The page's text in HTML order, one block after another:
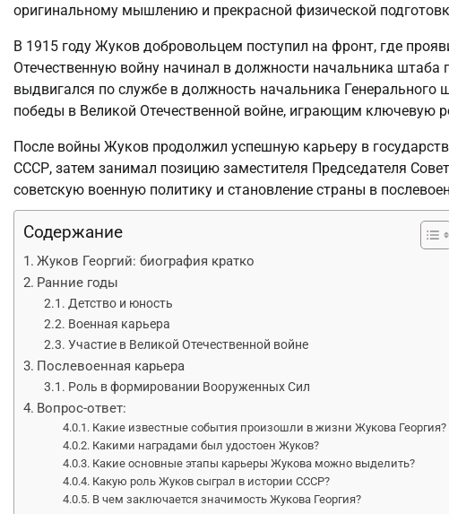
оригинальному мышлению и прекрасной физической
В 1915 году Жуков добровольцем поступил на фронт, где
Отечественную войну начинал в должности начальника штаба
выдвигался по службе в должность начальника
победы в Великой Отечественной войне, играющим ключевую
После войны Жуков продолжил успешную карьеру в
СССР, затем занимал позицию заместителя Председателя
советскую военную политику и становление страны в
Содержание
Жуков Георгий: биография кратко
Ранние годы
Детство и юность
Военная карьера
Участие в Великой Отечественной войне
Послевоенная карьера
Роль в формировании Вооруженных Сил
Вопрос-ответ:
Какие известные события произошли в жизни Жукова Георгия?
Какими наградами был удостоен Жуков?
Какие основные этапы карьеры Жукова можно выделить?
Какую роль Жуков сыграл в истории СССР?
В чем заключается значимость Жукова Георгия?